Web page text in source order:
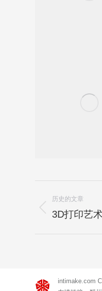
目
导
历史的文章
上
3D打印艺
intimake.com